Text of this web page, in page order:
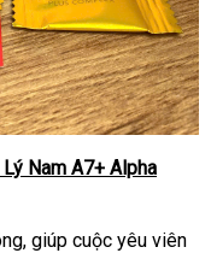
Nam A7+ Alpha
giúp cuộc yêu viên